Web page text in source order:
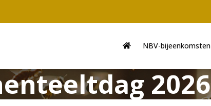
NBV-bijeenkomsten
2026